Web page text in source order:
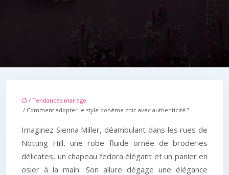
/ Tendances mariage
/ Comment adopter le style bohème chic avec authenticité ?
Imaginez Sienna Miller, déambulant dans les rues de
Notting Hill, une robe fluide ornée de broderies
délicates, un chapeau fedora élégant et un panier en
osier à la main. Son allure dégage une élégance